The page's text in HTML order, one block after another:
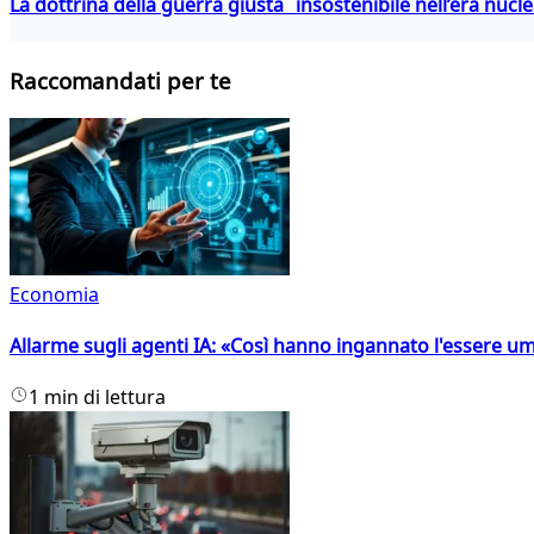
Raccomandati per te
Economia
Allarme sugli agenti IA: «Così hanno ingannato l'essere
1 min di lettura